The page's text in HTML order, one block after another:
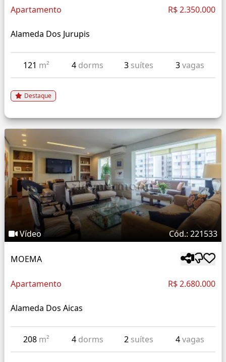
Apartamento R$ 2.350.000
Alameda Dos Jurupis
121 m² 4 dorms 3 suítes 3vagas
Destaque
Vídeo Cód.: 221533
MOEMA
Apartamento R$ 2.680.000
Alameda Dos Aicas
208 m² 4 dorms 2 suítes 4vagas